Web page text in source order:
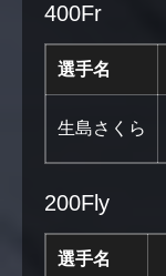
400Fr
選手名
生島さくら
200Fly
選手名